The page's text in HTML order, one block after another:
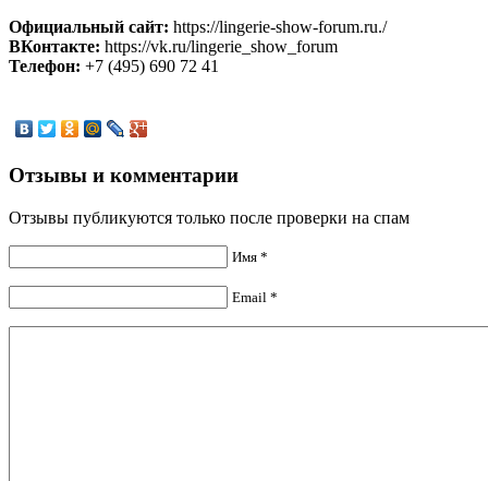
Официальный сайт: https://lingerie-show-forum.ru./
ВКонтакте: https://vk.ru/lingerie_show_forum
Телефон: +7 (495) 690 72 41
Отзывы и комментарии
Отзывы публикуются только после проверки на спам
Имя *
Email *